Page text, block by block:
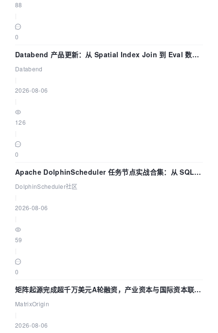
88
0
Databend 产品更新：从 Spatial Index Join 到 Eval 数据
管道
Databend
2026-08-06
126
0
Apache DolphinScheduler 任务节点实战合集：从 SQL、
DataX 到 Spark、Flink 一次配置全打通
DolphinScheduler社区
2026-08-06
59
0
矩阵起源完成超千万美元A轮融资，产业资本与国际资本联手
押注企业级AI基础设施赛道
MatrixOrigin
2026-08-06